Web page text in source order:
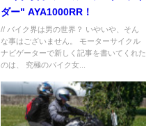
ダー" AYA1000RR！
// バイク界は男の世界？ いやいや、そん
な事はございません。 モーターサイクル
ナビゲーターで新しく記事を書いてくれた
のは、 究極のバイク女...